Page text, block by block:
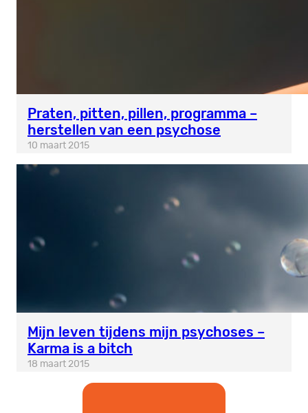
Praten, pitten, pillen, programma –
herstellen van een psychose
10 maart 2015
Mijn leven tijdens mijn psychoses –
Karma is a bitch
18 maart 2015